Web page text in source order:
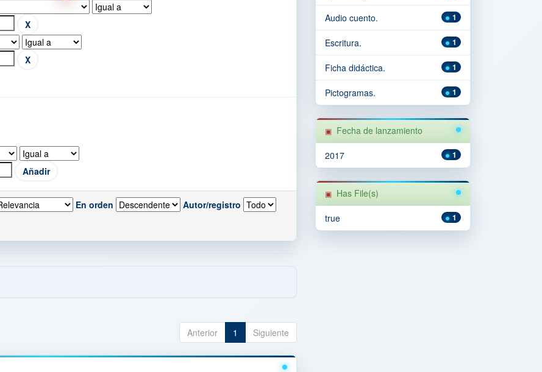
En orden Autor/registro
Anterior 1 Siguiente
1
Audio cuento.
1
Escritura.
1
Ficha didáctica.
1
Pictogramas.
Fecha de lanzamiento
1
2017
Has File(s)
1
true